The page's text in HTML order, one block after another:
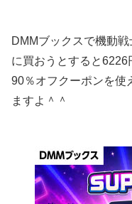
DMMブックスで機動
に買おうとすると
90％オフクーポンを使
ますよ＾＾